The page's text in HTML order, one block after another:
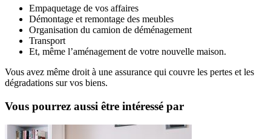
Empaquetage de vos affaires
Démontage et remontage des meubles
Organisation du camion de déménagement
Transport
Et, même l’aménagement de votre nouvelle maison.
Vous avez même droit à une assurance qui couvre les pertes et les
dégradations sur vos biens.
Vous pourrez aussi être intéressé par